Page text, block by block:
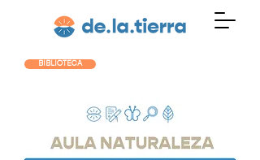
BIBLIOTECA